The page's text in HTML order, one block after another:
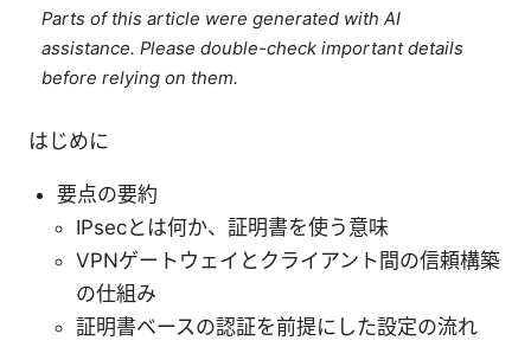
Parts of this article were generated with AI
assistance. Please double-check important details
before relying on them.
はじめに
要点の要約
IPsecとは何か、証明書を使う意味
VPNゲートウェイとクライアント間の信頼構築
の仕組み
証明書ベースの認証を前提にした設定の流れ